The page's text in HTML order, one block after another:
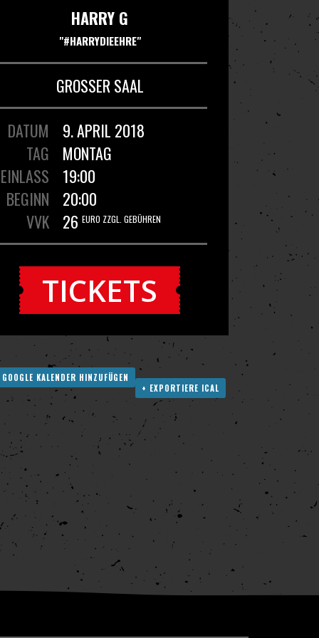
HARRY G
"#HARRYDIEEHRE"
GROSSER SAAL
DATUM
9. APRIL 2018
TAG
MONTAG
EINLASS
19:00
BEGINN
20:00
VVK
26 EURO ZZGL. GEBÜHREN
TICKETS
KALENDER HINZUFÜGEN
+ EXPORTIERE ICAL